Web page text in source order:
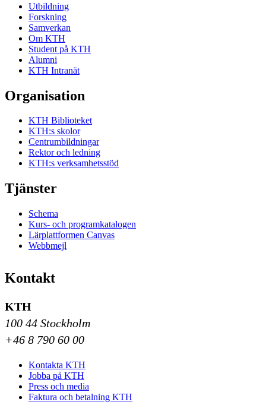
Utbildning
Forskning
Samverkan
Om KTH
Student på KTH
Alumni
KTH Intranät
Organisation
KTH Biblioteket
KTH:s skolor
Centrumbildningar
Rektor och ledning
KTH:s verksamhetsstöd
Tjänster
Schema
Kurs- och programkatalogen
Lärplattformen Canvas
Webbmejl
Kontakt
KTH
100 44 Stockholm
+46 8 790 60 00
Kontakta KTH
Jobba på KTH
Press och media
Faktura och betalning KTH